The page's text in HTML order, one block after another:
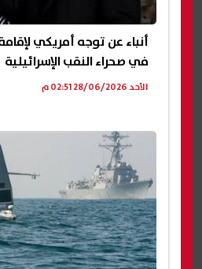
أنباء عن توجه أمريكي
في صحراء النقب الإسرائيلية
الأحد 28/06/2026 02:51 م